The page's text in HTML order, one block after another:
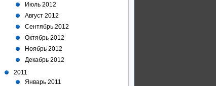
Июль 2012
Август 2012
Сентябрь 2012
Октябрь 2012
Ноябрь 2012
Декабрь 2012
2011
Январь 2011